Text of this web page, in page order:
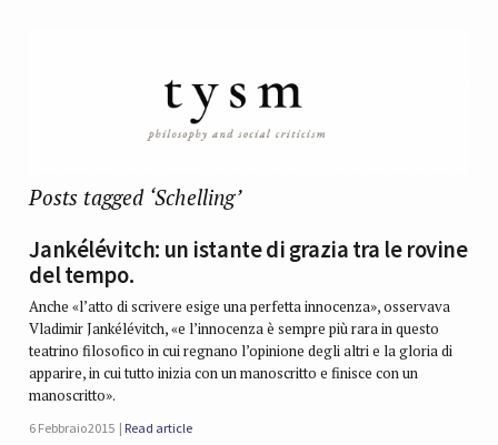
Posts tagged ‘Schelling’
Jankélévitch: un istante di grazia tra le rovine
del tempo.
Anche «l’atto di scrivere esige una perfetta innocenza», osservava
Vladimir Jankélévitch, «e l’innocenza è sempre più rara in questo
teatrino filosofico in cui regnano l’opinione degli altri e la gloria di
apparire, in cui tutto inizia con un manoscritto e finisce con un
manoscritto».
6 Febbraio 2015 Read article